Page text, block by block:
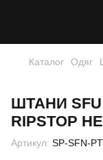
Каталог Одяг
ШТАНИ SFU
RIPSTOP
Артикул: SP-SFN-